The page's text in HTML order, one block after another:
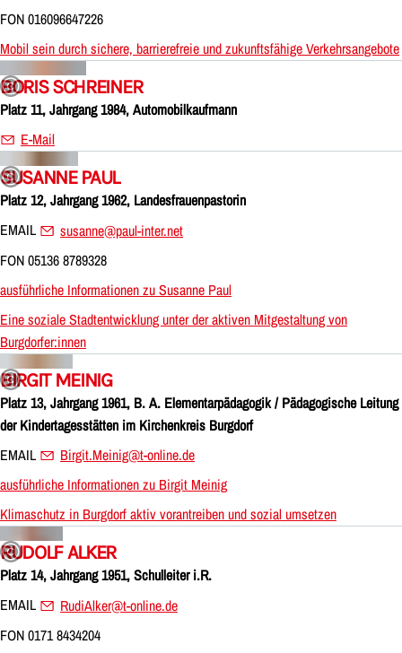
FON 016096647226
Mobil sein durch sichere, barrierefreie und zukunftsfähige Verkehrsangebote
BORIS SCHREINER
Platz 11, Jahrgang 1984, Automobilkaufmann
E-Mail
SUSANNE PAUL
Platz 12, Jahrgang 1962, Landesfrauenpastorin
EMAIL
susanne@paul-inter.net
FON 05136 8789328
ausführliche Informationen zu Susanne Paul
Eine soziale Stadtentwicklung unter der aktiven Mitgestaltung von
Burgdorfer:innen
BIRGIT MEINIG
Platz 13, Jahrgang 1961, B. A. Elementarpädagogik / Pädagogische Leitung
der Kindertagesstätten im Kirchenkreis Burgdorf
EMAIL
Birgit.Meinig@t-online.de
ausführliche Informationen zu Birgit Meinig
Klimaschutz in Burgdorf aktiv vorantreiben und sozial umsetzen
RUDOLF ALKER
Platz 14, Jahrgang 1951, Schulleiter i.R.
EMAIL
RudiAlker@t-online.de
FON 0171 8434204